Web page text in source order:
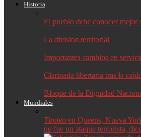
Historia
El pueblo debe conocer mejor
La division territorial
Importantes cambios en
Clarinada libertaria tras la
Bloque de la Dignidad
Mundiales
Tiroteo en Queens, Nueva
no fue un ataque terrorista,